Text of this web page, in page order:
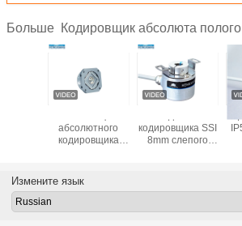
Больше Кодировщик абсолюта
битный
многооборотный
Абсолютный
робот-энкодер
SSI 15 мм полый
MPN55
MP35
одиночного
абсолютный для
Измените язык